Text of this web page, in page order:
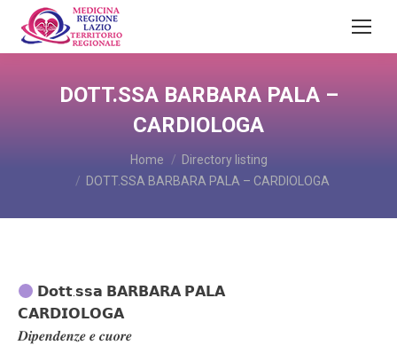
DOTT.SSA BARBARA PALA –
CARDIOLOGA
Home
Directory listing
DOTT.SSA BARBARA PALA – CARDIOLOGA
𝗗𝗼𝘁𝘁.𝘀𝘀𝗮 𝗕𝗔𝗥𝗕𝗔𝗥𝗔 𝗣𝗔𝗟𝗔
𝗖𝗔𝗥𝗗𝗜𝗢𝗟𝗢𝗚𝗔
𝑫𝒊𝒑𝒆𝒏𝒅𝒆𝒏𝒛𝒆 𝒆 𝒄𝒖𝒐𝒓𝒆